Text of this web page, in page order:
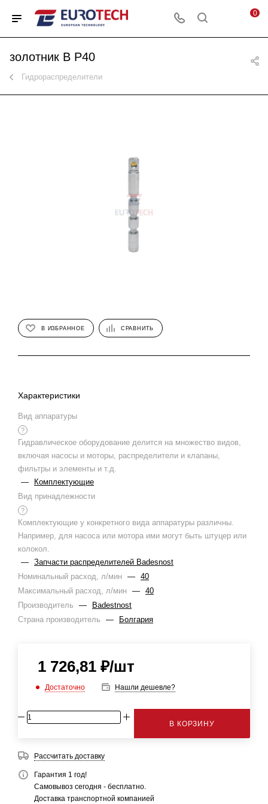
0
золотник B P40
Гидрораспределители
В ИЗБРАННОЕ СРАВНИТЬ
Характеристики
Вид аппаратуры
?
Гидравлическое оборудование делится на множество видов,
включая насосы и моторы, распределители и клапаны,
фильтры и элементы и т.д.
—
Комплектующие
Вид принадлежности
?
Комплектующие у конкретного вида аппаратуры различны.
Например, для насоса или мотора ими могут быть штуцер или
колокол.
— Запчасти распределителей Badesnost
Номинальный расход, л/мин — 40
Максимальный расход, л/мин — 40
Производитель
—
Badestnost
Страна производитель
— Болгария
1 726,81 ₽/шт
Достаточно Нашли дешевле?
В КОРЗИНУ
Рассчитать доставку
Гарантия 1 год!
Самовывоз сегодня - бесплатно.
Доставка транспортной компанией